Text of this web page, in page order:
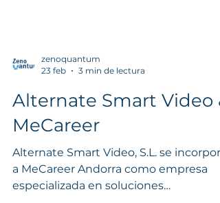
23 feb
3 min de lectura
Alternate Smart Video &
MeCareer
Alternate Smart Video, S.L. se incorpora
a MeCareer Andorra como empresa